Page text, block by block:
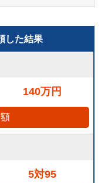
した結果
140万円
5対95